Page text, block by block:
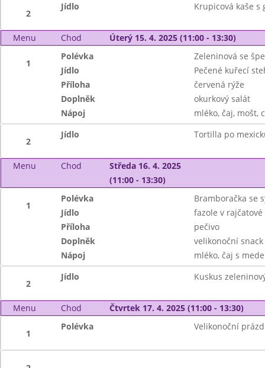
2
Jídlo Krupicová kaše s
Menu Chod Úterý 15. 4. 2025 (11:00 - 13:30)
1
Polévka
Zeleninová se
Jídlo
Pečené kuřecí
Příloha
červená rýže
Doplněk
okurkový salát
Nápoj
mléko, čaj, mošt,
2
Jídlo Tortilla po
Menu Chod
Středa 16. 4. 2025
(11:00 - 13:30)
1
Polévka
Bramboračka se
Jídlo
fazole v
Příloha
pečivo
Doplněk
velikonoční
Nápoj
mléko, čaj s
2
Jídlo Kuskus
Menu Chod Čtvrtek 17. 4. 2025 (11:00 - 13:30)
1
Polévka Velikonoční